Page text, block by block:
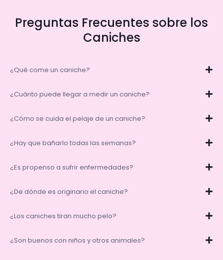
Preguntas Frecuentes sobre los
Caniches
¿Qué come un caniche?
¿Cuánto puede llegar a medir un caniche?
¿Cómo se cuida el pelaje de un caniche?
¿Hay que bañarlo todas las semanas?
¿Es propenso a sufrir enfermedades?
¿De dónde es originario el caniche?
¿Los caniches tiran mucho pelo?
¿Son buenos con niños y otros animales?